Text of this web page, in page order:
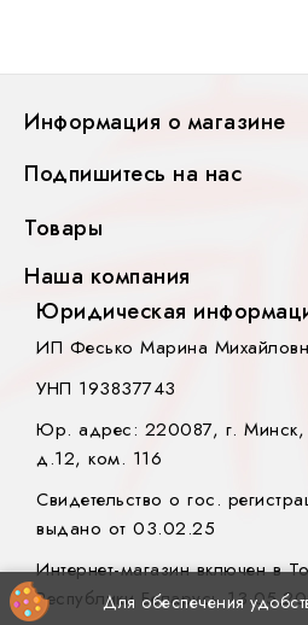
Информация о магазине
Подпишитесь на нас
Товары
Наша компания
Для обеспечения
Юридическая
ИП Фесько Марина
УНП 193837743
Юр. адрес: 220087, г. Минск,
д.12, ком. 116
Свидетельство о гос.
выдано от 03.02.25
Интернет-магазин включен в
Республики Беларусь